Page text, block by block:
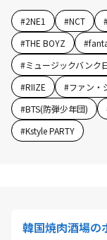
#2NE1 #NCT
#THE BOYZ #
#ミュージックバンク
#RIIZE #ファン・
#BTS(防弾少年団)
#Kstyle PARTY
韓国焼肉酒場の